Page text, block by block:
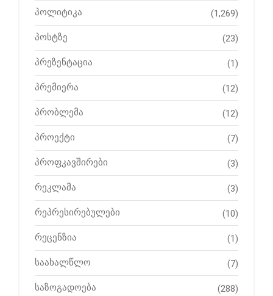
პოლიტიკა (1,269)
პოსტზე (23)
პრეზენტაცია (1)
პრემიერა (12)
პრობლემა (12)
პროექტი (7)
პროფკავშირები (3)
რეკლამა (3)
რეპრესირებულები (10)
რეცენზია (1)
საახალწლო (7)
საზოგადოება (288)